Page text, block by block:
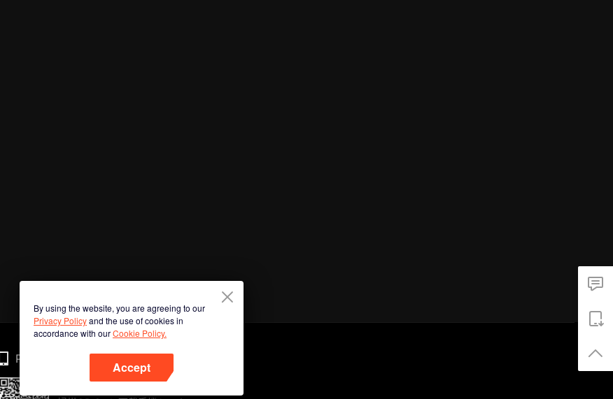
By using the website, you are agreeing to our
Privacy Policyand the use of cookies in
accordance with ourCookie Policy.
Accept
Phone